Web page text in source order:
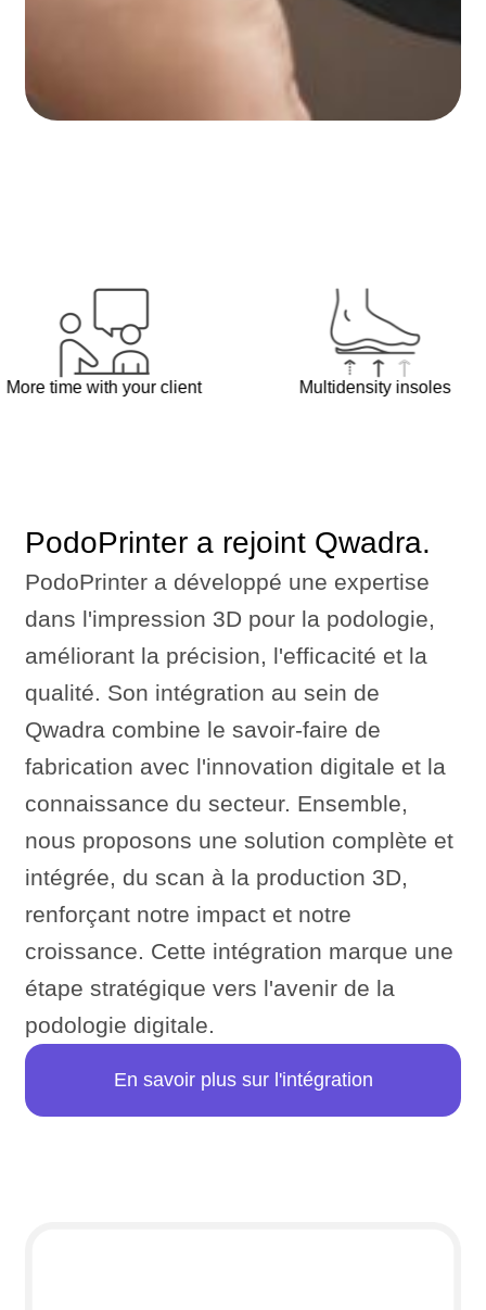
with your client Multidensity insoles
PodoPrinter a rejoint Qwadra.
PodoPrinter a développé une expertise
dans l'impression 3D pour la podologie,
améliorant la précision, l'efficacité et la
qualité. Son intégration au sein de
Qwadra combine le savoir-faire de
fabrication avec l'innovation digitale et la
connaissance du secteur. Ensemble,
nous proposons une solution complète et
intégrée, du scan à la production 3D,
renforçant notre impact et notre
croissance. Cette intégration marque une
étape stratégique vers l'avenir de la
podologie digitale.
En savoir plus sur l'intégration